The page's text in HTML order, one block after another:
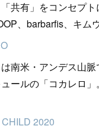
共有」をコンセプ
、barbarfis、キム
南米・アンデス山
ュールの「コカレロ
2020